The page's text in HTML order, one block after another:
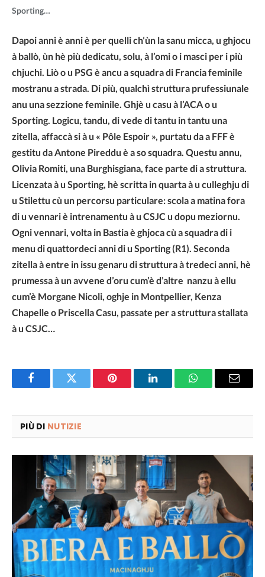
Sporting…
Dapoi anni è anni è per quelli ch’ùn la sanu micca, u ghjocu
à ballò, ùn hè più dedicatu, solu, à l’omi o i masci per i più
chjuchi. Liò o u PSG è ancu a squadra di Francia feminile
mostranu a strada. Di più, qualchì struttura prufessiunale
anu una sezzione feminile. Ghjè u casu à l’ACA o u
Sporting. Logicu, tandu, di vede di tantu in tantu una
zitella, affaccà si à u « Pôle Espoir », purtatu da a FFF è
gestitu da Antone Pireddu è a so squadra. Questu annu,
Olivia Romiti, una Burghisgiana, face parte di a struttura.
Licenzata à u Sporting, hè scritta in quarta à u culleghju di
u Stilettu cù un percorsu particulare: scola a matina fora
di u vennari è intrenamentu à u CSJC u dopu meziornu.
Ogni vennari, volta in Bastia è ghjoca cù a squadra di i
menu di quattordeci anni di u Sporting (R1). Seconda
zitella à entre in issu genaru di struttura à tredeci anni, hè
prumessa à un avvene d’oru cum’è d’altre nanzu à ellu
cum’è Morgane Nicoli, oghje in Montpellier, Kenza
Chapelle o Priscella Casu, passate per a struttura stallata
à u CSJC…
FacebookTwitter Pinterest LinkedInWhatsAppEmail
PIÙ DI NUTIZIE